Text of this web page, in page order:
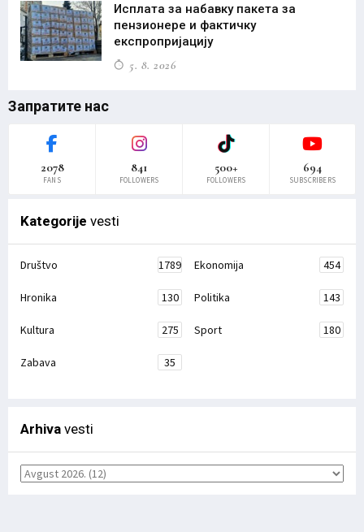
Исплата за набавку пакета за
пензионере и фактичку
експропријацију
5. 8. 2026
Запратите нас
2078
FANS
841
FOLLOWERS
500+
FOLLOWERS
694
SUBSCRIBERS
Kategorije vesti
Društvo 1789 Ekonomija 454
Hronika 130 Politika 143
Kultura 275 Sport 180
Zabava 35
Arhiva vesti